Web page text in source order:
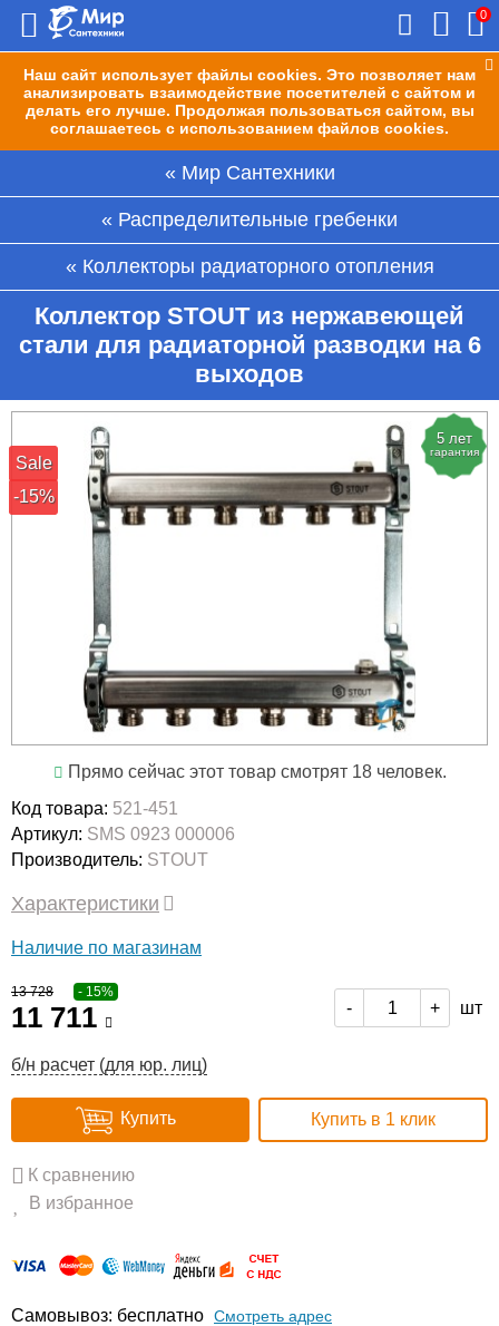
Наш сайт использует файлы cookies. Это позволяет нам
анализировать взаимодействие посетителей с сайтом и
делать его лучше. Продолжая пользоваться сайтом, вы
соглашаетесь с использованием файлов cookies.
0
Мир Сантехники
Распределительные гребенки
Коллекторы радиаторного отопления
Коллектор STOUT из нержавеющей
стали для радиаторной разводки на 6
выходов
-15%
Sale
5 лет
гарантия
Прямо сейчас этот товар смотрят 18 человек.
Код товара: 521-451
Артикул: SMS 0923 000006
Производитель: STOUT
Характеристики
Наличие по магазинам
13 728 - 15%
11 711 - + шт
б/н расчет (для юр. лиц)
Купить Купить в 1 клик
К сравнению
В избранное
Самовывоз: бесплатно Смотреть адрес